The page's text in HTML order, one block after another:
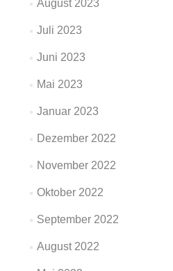
August 2023
Juli 2023
Juni 2023
Mai 2023
Januar 2023
Dezember 2022
November 2022
Oktober 2022
September 2022
August 2022